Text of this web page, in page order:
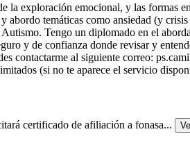
exploración emocional, y las formas
abordo temáticas como ansiedad (y
Tengo un diplomado en el
y de confianza donde revisar y
contactarme al siguiente correo:
(si no te aparece el servicio
certificado de afiliación a fonasa...